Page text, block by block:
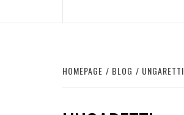
HOMEPAGE BLOG UNGARETTI